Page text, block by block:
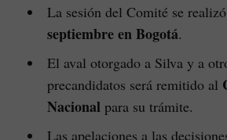
La sesión del Comité se
septiembre en Bogotá.
El aval otorgado a Silva y a
precandidatos será remitido al
Nacionalpara su trámite.
Las apelaciones a las